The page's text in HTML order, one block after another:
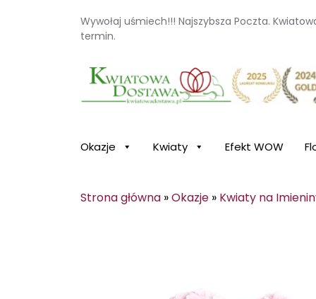
Wywołaj uśmiech!!! Najszybsza Poczta.
termin.
Kwiaciarnia internetowa Kwiatowa
Okazje Kwiaty Efekt WOW
Strona główna »Okazje » Kwiaty na